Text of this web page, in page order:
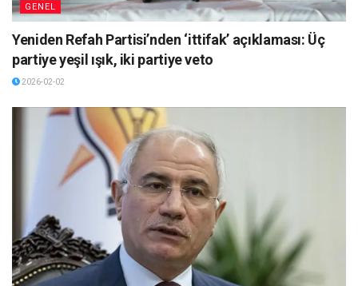
GENEL
Yeniden Refah Partisi’nden ‘ittifak’ açıklaması: Üç
partiye yeşil ışık, iki partiye veto
2026-02-02